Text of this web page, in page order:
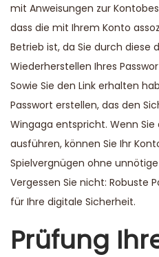
mit Anweisungen zur
dass die mit Ihrem Konto
Betrieb ist, da Sie durch diese
Wiederherstellen Ihres
Sowie Sie den Link erhalten
Passwort erstellen, das den
Wingaga entspricht. Wenn
ausführen, können Sie Ihr
Spielvergnügen ohne
Vergessen Sie nicht: Robuste
für Ihre digitale Sicherheit.
Prüfung